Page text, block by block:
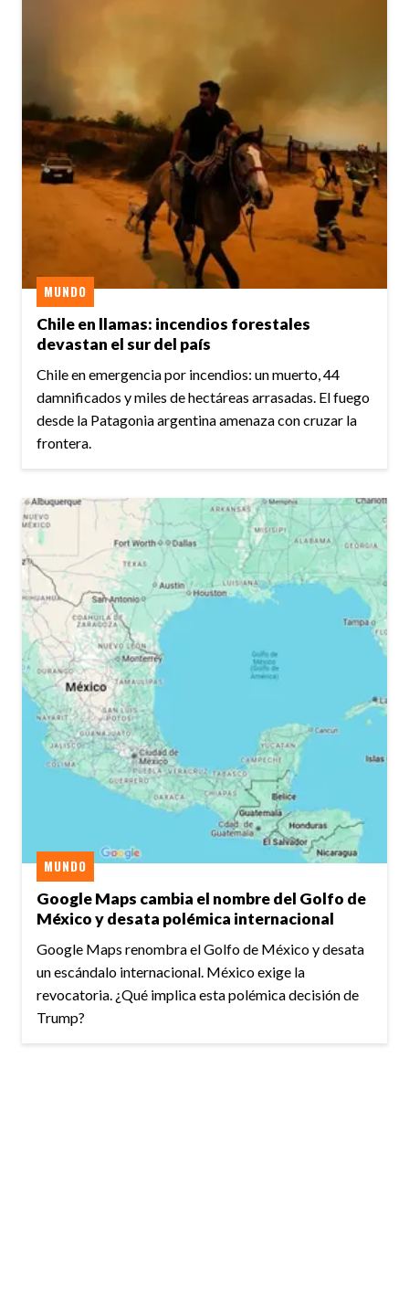
Chile en llamas: incendios forestales
devastan el sur del país
MUNDO
Chile en emergencia por incendios: un muerto, 44
damnificados y miles de hectáreas arrasadas. El fuego
desde la Patagonia argentina amenaza con cruzar la
frontera.
Google Maps cambia el nombre del Golfo de
México y desata polémica internacional
MUNDO
Google Maps renombra el Golfo de México y desata
un escándalo internacional. México exige la
revocatoria. ¿Qué implica esta polémica decisión de
Trump?